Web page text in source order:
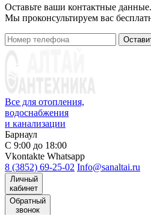
Оставьте ваши контактные данные.
Мы проконсультируем вас
Все для отопления,
водоснабжения
и канализации
Барнаул
С 9:00 до 18:00
Vkontakte Whatsapp
8 (3852) 69-25-02 Info@sanaltai.ru
Личный
кабинет
Обратный
звонок